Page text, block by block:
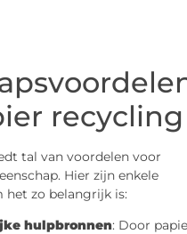
recycling
tal van voordelen voor
Hier zijn enkele
het zo belangrijk is:
hulpbronnen: Door